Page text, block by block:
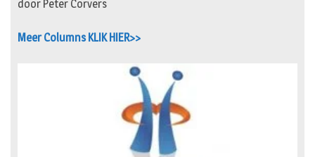
door Peter Corvers
Meer Columns KLIK HIER>>